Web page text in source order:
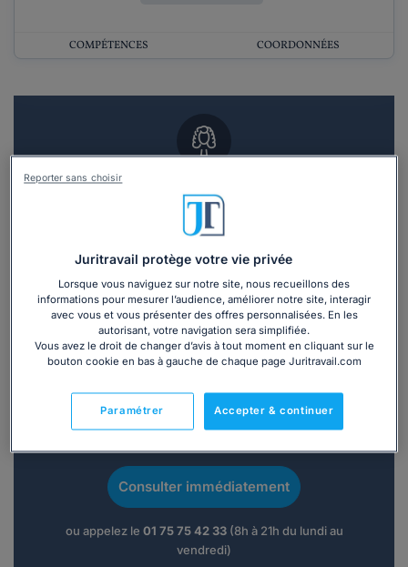
COMPÉTENCES COORDONNÉES
Vous souhaitez un RDV en cabinet avec un
avocat ?
Recevoir des devis d'avocats
3 devis en 48h
Vous souhaitez une consultation par
Consulter immédiatement
ou appelez le 01 75 75 42 33(8h à 21h du lundi au
vendredi)
Juritravail protège votre vie privée
Lorsque vous naviguez sur notre site, nous recueillons des
informations pour mesurer l’audience, améliorer notre site, interagir
avec vous et vous présenter des offres personnalisées. En les
autorisant, votre navigation sera simplifiée.
Vous avez le droit de changer d’avis à tout moment en cliquant sur le
bouton cookie en bas à gauche de chaque page Juritravail.com
Accepter & continuer
Paramétrer
Reporter sans choisir